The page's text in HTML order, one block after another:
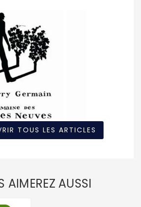
TOUS LES ARTICLES
AIMEREZ AUSSI